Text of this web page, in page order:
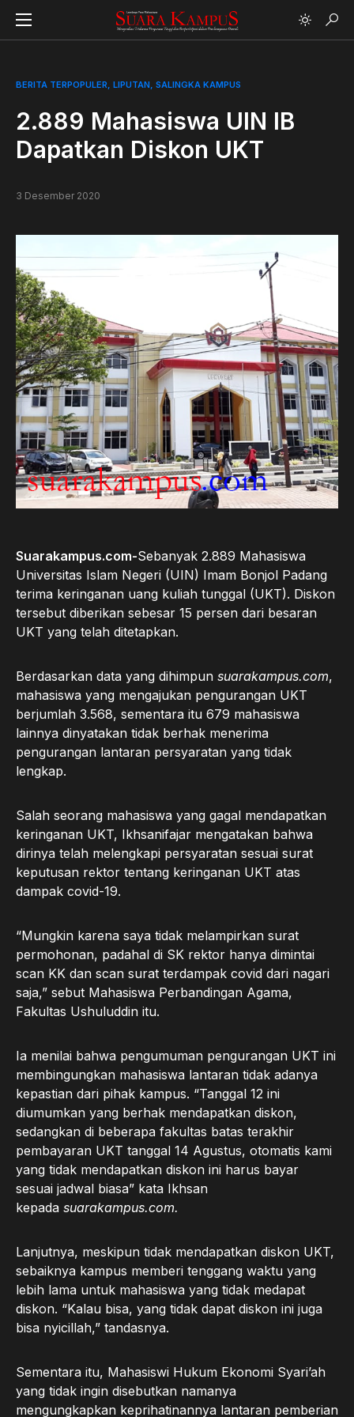
BERITA TERPOPULER LIPUTAN SALINGKA KAMPUS
2.889 Mahasiswa UIN IB
Dapatkan Diskon UKT
3 Desember 2020
Suarakampus.com-Sebanyak 2.889 Mahasiswa
Universitas Islam Negeri (UIN) Imam Bonjol Padang
terima keringanan uang kuliah tunggal (UKT). Diskon
tersebut diberikan sebesar 15 persen dari besaran
UKT yang telah ditetapkan.
Berdasarkan data yang dihimpun suarakampus.com,
mahasiswa yang mengajukan pengurangan UKT
berjumlah 3.568, sementara itu 679 mahasiswa
lainnya dinyatakan tidak berhak menerima
pengurangan lantaran persyaratan yang tidak
lengkap.
Salah seorang mahasiswa yang gagal mendapatkan
keringanan UKT, Ikhsanifajar mengatakan bahwa
dirinya telah melengkapi persyaratan sesuai surat
keputusan rektor tentang keringanan UKT atas
dampak covid-19.
“Mungkin karena saya tidak melampirkan surat
permohonan, padahal di SK rektor hanya dimintai
scan KK dan scan surat terdampak covid dari nagari
saja,” sebut Mahasiswa Perbandingan Agama,
Fakultas Ushuluddin itu.
Ia menilai bahwa pengumuman pengurangan UKT ini
membingungkan mahasiswa lantaran tidak adanya
kepastian dari pihak kampus. “Tanggal 12 ini
diumumkan yang berhak mendapatkan diskon,
sedangkan di beberapa fakultas batas terakhir
pembayaran UKT tanggal 14 Agustus, otomatis kami
yang tidak mendapatkan diskon ini harus bayar
sesuai jadwal biasa” kata Ikhsan
kepada suarakampus.com.
Lanjutnya, meskipun tidak mendapatkan diskon UKT,
sebaiknya kampus memberi tenggang waktu yang
lebih lama untuk mahasiswa yang tidak medapat
diskon. “Kalau bisa, yang tidak dapat diskon ini juga
bisa nyicillah,” tandasnya.
Sementara itu, Mahasiswi Hukum Ekonomi Syari’ah
yang tidak ingin disebutkan namanya
mengungkapkan keprihatinannya lantaran pemberian